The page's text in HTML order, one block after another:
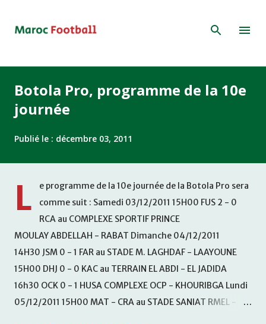
Botola Pro, programme de la 10e
journée
Publié le : décembre 03, 2011
L
e programme de la 10e journée de la Botola Pro sera
comme suit : Samedi 03/12/2011 15H00 FUS 2 - 0
RCA au COMPLEXE SPORTIF PRINCE
MOULAY ABDELLAH - RABAT Dimanche 04/12/2011
14H30 JSM 0 - 1 FAR au STADE M. LAGHDAF - LAAYOUNE
15H00 DHJ 0 - 0 KAC au TERRAIN EL ABDI - EL JADIDA
16h30 OCK 0 - 1 HUSA COMPLEXE OCP - KHOURIBGA Lundi
05/12/2011 15H00 MAT - CRA au STADE SANIAT RMEL -